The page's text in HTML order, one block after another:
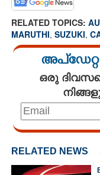
RELATED TOPICS:
MARUTHI, SUZUKI,
ഒരു
RELATED NEWS